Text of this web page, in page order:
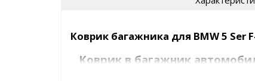
Коврик багажника для BMW 5 Ser
Коврик в багажник